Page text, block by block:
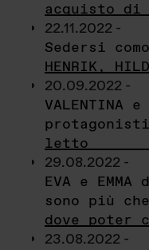
acquisto di
22.11.2022 -
Sedersi
HENRIK,
20.09.2022 -
VALENTINA
letto
29.08.2022 -
EVA e
sono più
dove poter
23.08.2022 -